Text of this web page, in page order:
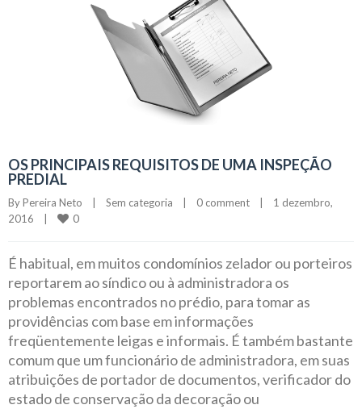
OS PRINCIPAIS REQUISITOS DE UMA INSPEÇÃO
PREDIAL
By Pereira Neto Sem categoria 0 comment
1 dezembro,
2016
0
É habitual, em muitos condomínios zelador ou porteiros
reportarem ao síndico ou à administradora os
problemas encontrados no prédio, para tomar as
providências com base em informações
freqüentemente leigas e informais. É também bastante
comum que um funcionário de administradora, em suas
atribuições de portador de documentos, verificador do
estado de conservação da decoração ou